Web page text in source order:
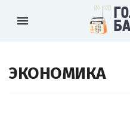
menu
ЭКОНОМИКА